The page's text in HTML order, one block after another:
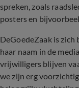
spreken, zoals
posters en
DeGoedeZaak is zich
haar naam in de
vrijwilligers blijven
we zijn erg